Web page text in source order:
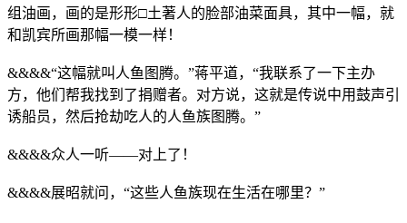
组油画，画的是形形□土著人的脸部油菜面具，其中一幅，就
和凯宾所画那幅一模一样！
&&&&“这幅就叫人鱼图腾。”蒋平道，“我联系了一下主办
方，他们帮我找到了捐赠者。对方说，这就是传说中用鼓声引
诱船员，然后抢劫吃人的人鱼族图腾。”
&&&&众人一听——对上了！
&&&&展昭就问，“这些人鱼族现在生活在哪里？”